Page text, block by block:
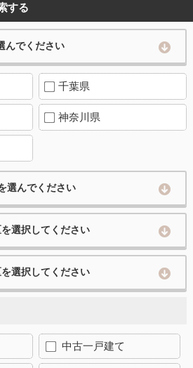
する
んでください
千葉県
神奈川県
選んでください
選択してください
選択してください
中古一戸建て